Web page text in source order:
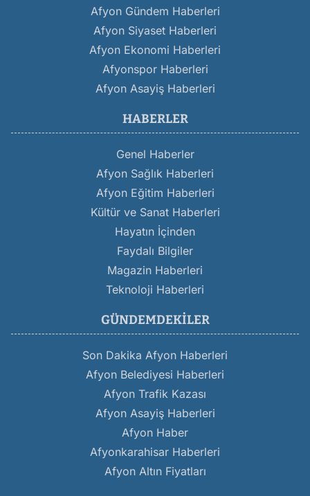
Afyon Gündem Haberleri
Afyon Siyaset Haberleri
Afyon Ekonomi Haberleri
Afyonspor Haberleri
Afyon Asayiş Haberleri
HABERLER
Genel Haberler
Afyon Sağlık Haberleri
Afyon Eğitim Haberleri
Kültür ve Sanat Haberleri
Hayatın İçinden
Faydalı Bilgiler
Magazin Haberleri
Teknoloji Haberleri
GÜNDEMDEKILER
Son Dakika Afyon Haberleri
Afyon Belediyesi Haberleri
Afyon Trafik Kazası
Afyon Asayiş Haberleri
Afyon Haber
Afyonkarahisar Haberleri
Afyon Altın Fiyatları